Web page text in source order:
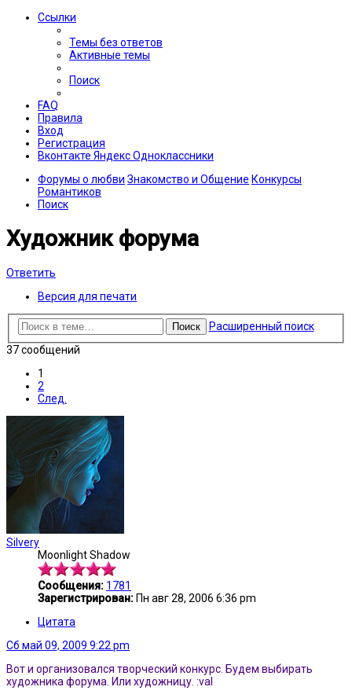
Ссылки
Темы без ответов
Активные темы
Поиск
FAQ
Правила
Вход
Регистрация
Вконтакте ЯндексОдноклассники
Форумы о любви Знакомство и Общение Конкурсы
Романтиков
Поиск
Художник форума
Ответить
Версия для печати
Поиск
Расширенный поиск
37 сообщений
1
2
След.
Silvery
Moonlight Shadow
Сообщения: 1781
Зарегистрирован: Пн авг 28, 2006 6:36 pm
Цитата
Сб май 09, 2009 9:22 pm
Вот и организовался творческий конкурс. Будем выбирать
художника форума. Или художницу. :val